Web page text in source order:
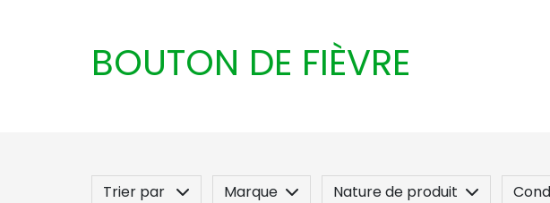
BOUTON DE FIÈVRE
Trier par Marque Nature de produit